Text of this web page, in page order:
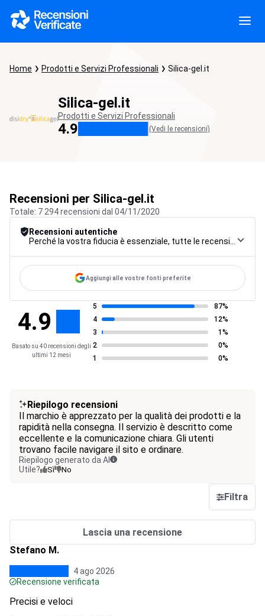
Home Prodotti e Servizi Professionali Silica-gel.it
Silica-gel.it
Prodotti e Servizi Professionali
4.9 (Vedi le recensioni)
Recensioni per Silica-gel.it
Totale: 7 294 recensioni dal 04/11/2020
Recensioni autentiche
Aggiungi alle vostre fonti preferite
4.9
Basato su 40 recensioni degli
ultimi 12 mesi
5
87%
4
12%
3
1%
2
0%
1
0%
Riepilogo recensioni
Il marchio è apprezzato per la qualità dei prodotti e la
rapidità nella consegna. Il servizio è descritto come
eccellente e la comunicazione chiara. Gli utenti
trovano facile navigare il sito e ordinare.
Riepilogo generato da AI
Utile?
Sì No
Filtra
Lascia una recensione
Stefano M.
4 ago 2026
Recensione verificata
Precisi e veloci